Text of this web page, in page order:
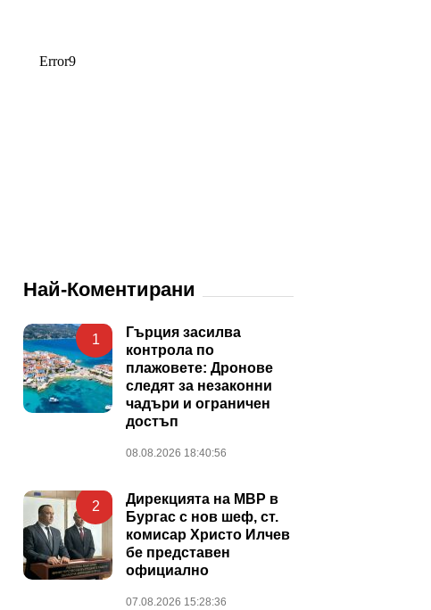
Най-Коментирани
1
Гърция засилва
контрола по
плажовете: Дронове
следят за незаконни
чадъри и ограничен
достъп
08.08.2026 18:40:56
2
Дирекцията на МВР в
Бургас с нов шеф, ст.
комисар Христо Илчев
бе представен
официално
07.08.2026 15:28:36